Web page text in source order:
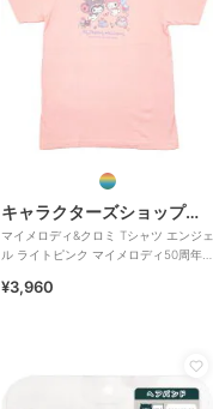
キャラクターズショップ ラフラフ
マイメロディ&クロミ Tシャツ エンジェ
ル ライトピンク マイメロディ50周年&
¥3,960